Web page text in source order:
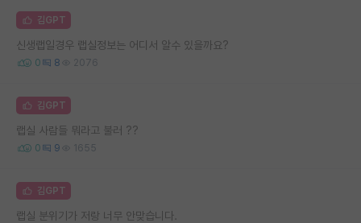
김GPT
신생랩일경우 랩실정보는 어디서 알수 있을까요?
0 8 2076
김GPT
랩실 사람들 뭐라고 불러 ??
0 9 1655
김GPT
랩실 분위기가 저랑 너무 안맞습니다.